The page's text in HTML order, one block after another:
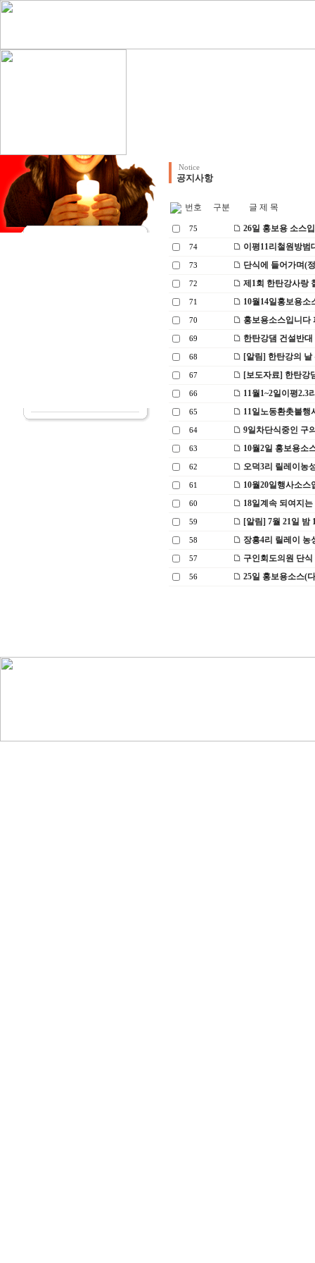
Notice
공지사항
번호 구분 글 제 목
75 26일 홍보용 소스
74 이평11리철원방범
73 단식에 들어가며(
72 제1회 한탄강사랑
71 10월14일홍보용소
70 홍보용소스입니다
69 한탄강댐 건설반
68 [알림] 한탄강의 날
67 [보도자료] 한탄강
66 11월1~2일이평2.3
65 11일노동환촛불행
64 9일차단식중인 구
63 10월2일 홍보용소
62 오덕3리 릴레이농
61 10월20일행사소스
60 18일계속 되여지는
59 [알림] 7월 21일 밤
58 장흥4리 릴레이 농
57 구인회도의원 단식
56 25일 홍보용소스(